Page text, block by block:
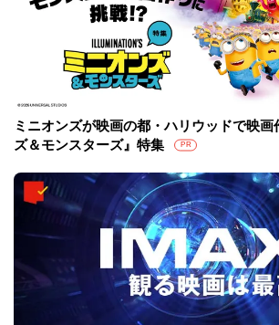
ミニオンズが映画の都・ハリウッドで映
ズ＆モンスターズ』特集
PR